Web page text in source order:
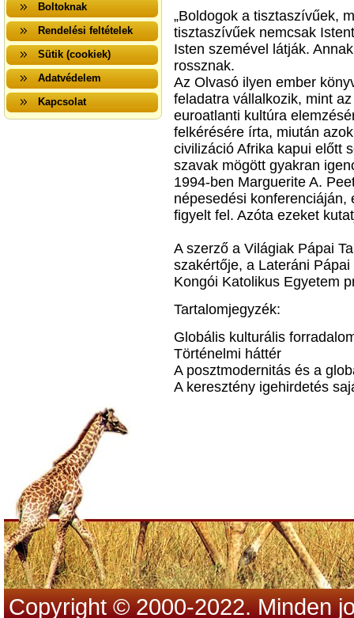
Boltoknak
Rendelési feltételek
Sütik (cookiek)
Adatvédelem
Kapcsolat
„Boldogok a tisztaszívűek,
tisztaszívűek nemcsak
Isten szemével látják.
rossznak.
Az Olvasó ilyen ember
feladatra vállalkozik, mint
euroatlanti kultúra
felkérésére írta, miután
civilizáció Afrika kapui előtt
szavak mögött gyakran
1994-ben Marguerite A.
népesedési
figyelt fel. Azóta ezeket
A szerző a Világiak Pápai
szakértője, a Lateráni
Kongói Katolikus Egyetem
Tartalomjegyzék:
Globális kulturális
Történelmi háttér
A posztmodernitás és a
A keresztény igehirdetés
Copyright © 2000-2022. Minden